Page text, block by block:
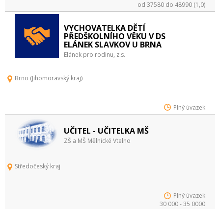
od 37580 do 48990 (1,0)
VYCHOVATELKA DĚTÍ
PŘEDŠKOLNÍHO VĚKU V DS
ELÁNEK SLAVKOV U BRNA
Elánek pro rodinu, z.s.
Brno (Jihomoravský kraj)
Plný úvazek
UČITEL - UČITELKA MŠ
ZŠ a MŠ Mělnické Vtelno
Středočeský kraj
Plný úvazek
30 000 - 35 0000